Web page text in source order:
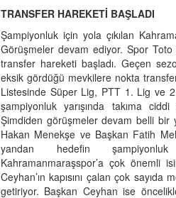
TRANSFER HAREKETİ BAŞLADI
Şampiyonluk için yola çıkılan
Görüşmeler devam ediyor. Spor
transfer hareketi başladı. Geçen
eksik gördüğü mevkilere nokta
Listesinde Süper Lig, PTT 1. Lig ve
şampiyonluk yarışında takıma
Şimdiden görüşmeler devam belli
Hakan Menekşe ve Başkan Fatih
yandan hedefin
Kahramanmaraşspor’a çok önemli
Ceyhan’ın kapısını çalan çok
getiriyor. Başkan Ceyhan ise